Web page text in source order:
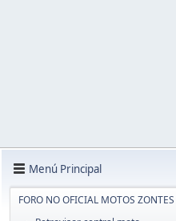
Menú Principal
FORO NO OFICIAL MOTOS ZONTES